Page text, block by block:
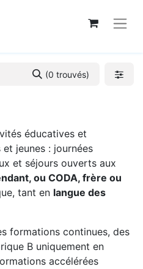
(0 trouvés)
éducatives et
jeunes : journées
et séjours ouverts aux
ou CODA, frère ou
tant en langue des
formations continues, des
B uniquement en
accélérées